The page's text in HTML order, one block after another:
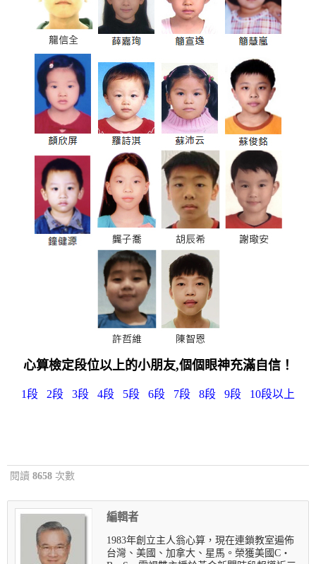
心算檢定段位以上的小朋友,個個眼神充滿自信！
1段 2段 3段 4段 5段 6段 7段 8段 9段 10段以上
閱讀 8658 次數
編輯者
1983年創立主人翁心算，現在連鎖教室遍佈
台灣、美國、加拿大、星馬。榮獲美國C‧